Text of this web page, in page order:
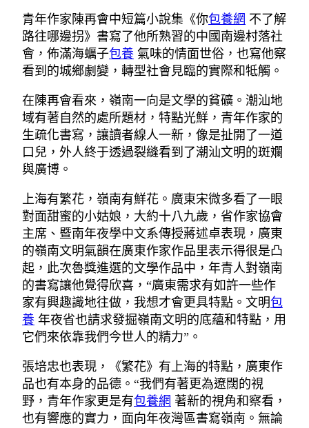
青年作家陳再會中短篇小說集《你包養網 不了解
路往哪邊拐》書寫了他所熟習的中國南邊村落社
會，佈滿海蠣子包養 氣味的情面世俗，也寫他察
看到的城鄉劇變，轉型社會見臨的實際和牴觸。
在陳再會看來，嶺南一向是文學的貧礦。潮汕地
域有著自然的處所題材，特點光鮮，青年作家的
生疏化書寫，讓讀者線人一新，像是扯開了一道
口兒，外人終于透過裂縫看到了潮汕文明的斑斕
與廣博。
上海有繁花，嶺南有鮮花。廣東宋微多看了一眼
對面甜蜜的小姑娘，大約十八九歲，省作家協會
主席、暨南年夜學中文系傳授蔣述卓表現，廣東
的嶺南文明氣韻在廣東作家作品里表示得很是凸
起，此次魯獎進選的文學作品中，年青人對嶺南
的書寫讓他覺得欣喜，“廣東需求有如許一些作
家有興趣識地往做，我想才會更具特點。文明包
養 年夜省也請求發掘嶺南文明的底蘊和特點，用
它們來依靠我們今世人的精力”。
張培忠也表現，《繁花》有上海的特點，廣東作
品也有本身的品德。“我們有著更為遼闊的視
野，青年作家更是有包養網 著新的視角和察看，
也有響應的實力，面向年夜灣區書寫嶺南。無論